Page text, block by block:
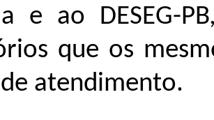
e ao DESEG-
que os
atendimento.